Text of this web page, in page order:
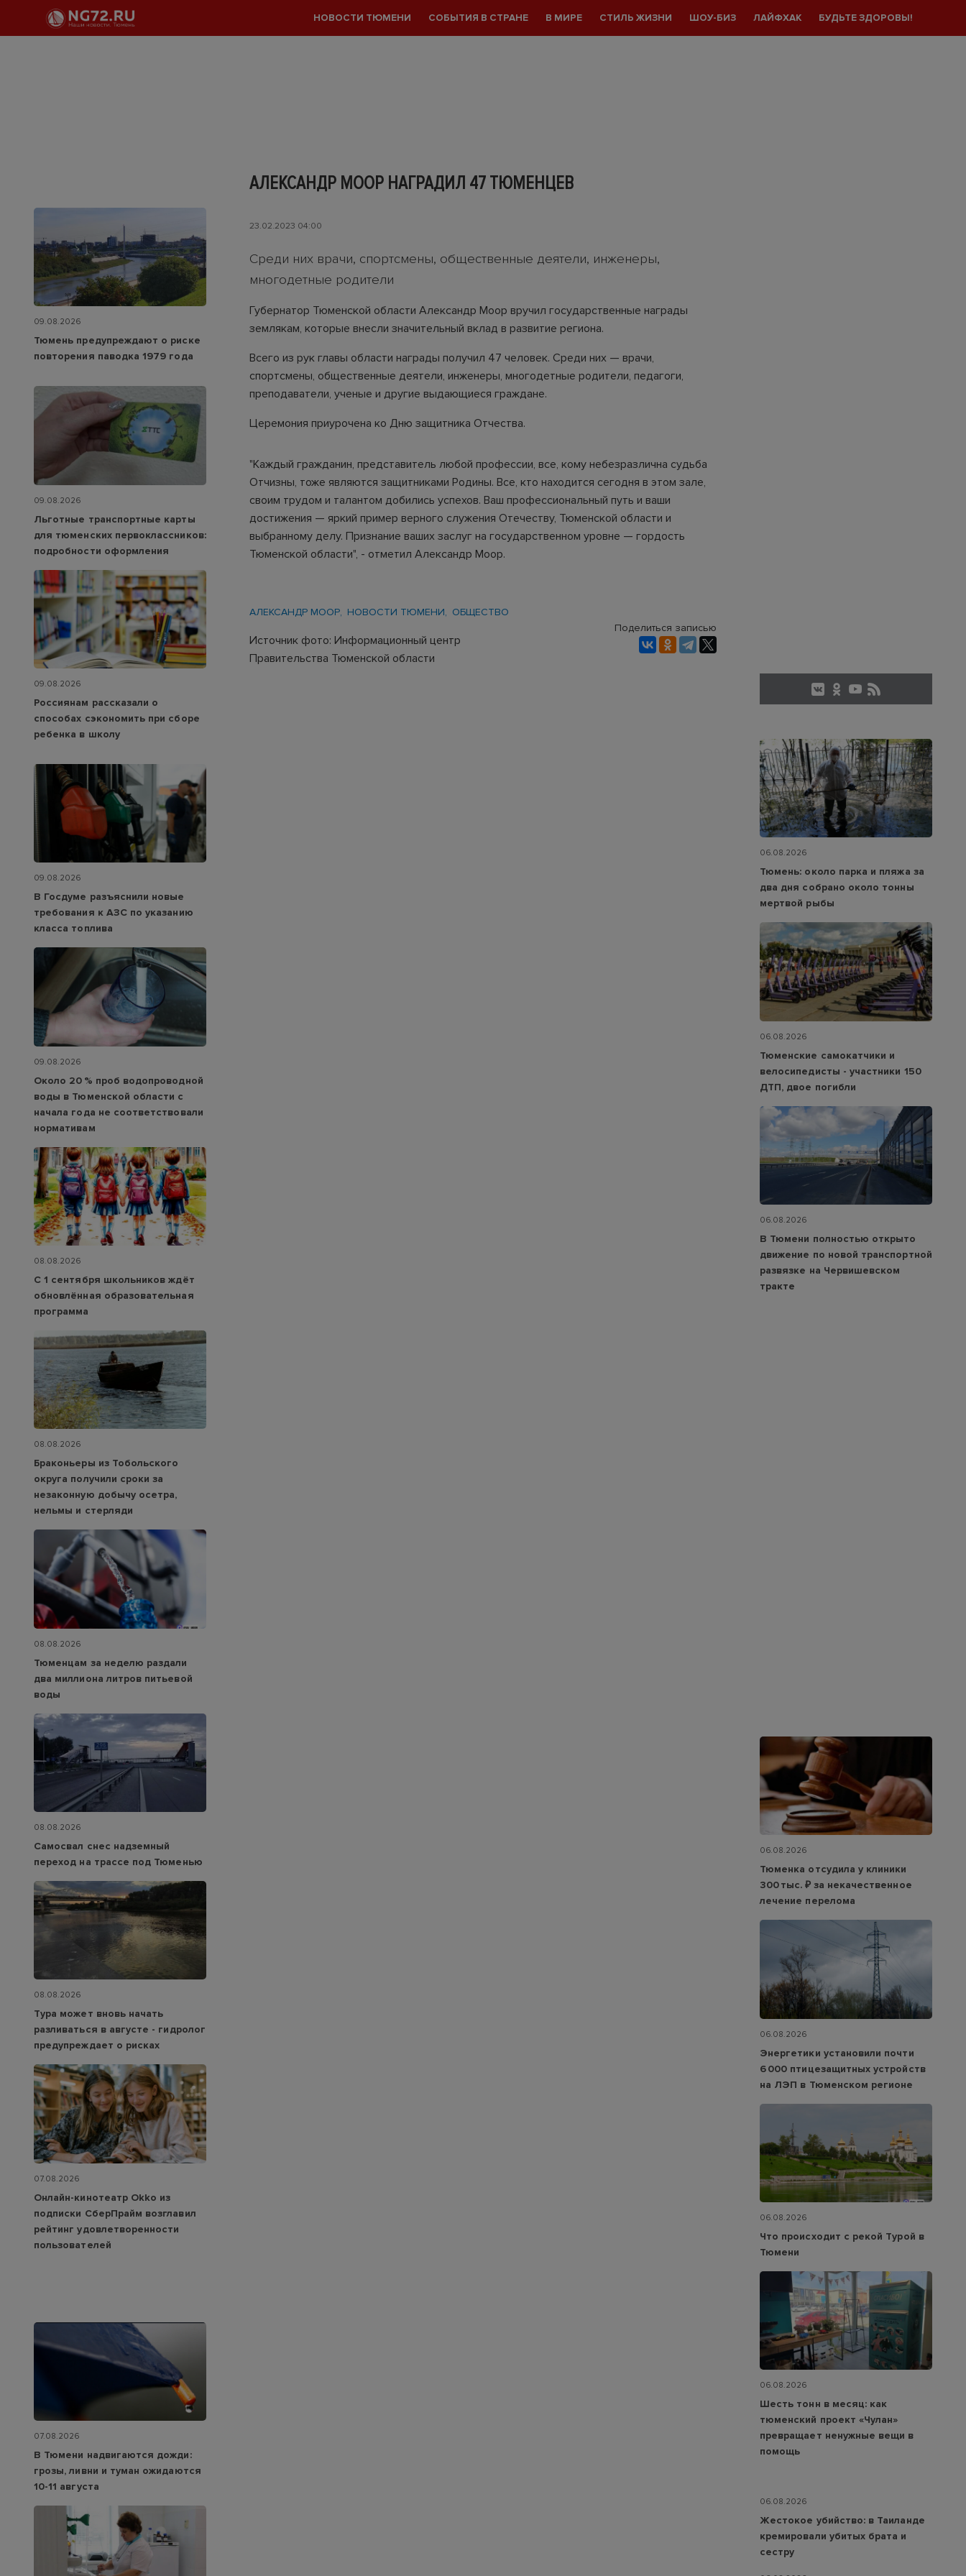
НОВОСТИ ТЮМЕНИ СОБЫТИЯ В СТРАНЕ В МИРЕ СТИЛЬ ЖИЗНИ ШОУ-БИЗ ЛАЙФХАК БУДЬТЕ ЗДОРОВЫ!
АЛЕКСАНДР МООР НАГРАДИЛ 47 ТЮМЕНЦЕВ
23.02.2023 04:00
Среди них врачи, спортсмены, общественные деятели, инженеры,
многодетные родители
Губернатор Тюменской области Александр Моор вручил государственные награды
землякам, которые внесли значительный вклад в развитие региона.
Всего из рук главы области награды получил 47 человек. Среди них — врачи,
спортсмены, общественные деятели, инженеры, многодетные родители, педагоги,
преподаватели, ученые и другие выдающиеся граждане.
Церемония приурочена ко Дню защитника Отчества.
"Каждый гражданин, представитель любой профессии, все, кому небезразлична судьба
Отчизны, тоже являются защитниками Родины. Все, кто находится сегодня в этом зале,
своим трудом и талантом добились успехов. Ваш профессиональный путь и ваши
достижения — яркий пример верного служения Отечеству, Тюменской области и
выбранному делу. Признание ваших заслуг на государственном уровне — гордость
Тюменской области", - отметил Александр Моор.
АЛЕКСАНДР МООР НОВОСТИ ТЮМЕНИ ОБЩЕСТВО
Источник фото: Информационный центр
Правительства Тюменской области
Поделиться записью
09.08.2026
Тюмень предупреждают о риске
повторения паводка 1979 года
09.08.2026
Льготные транспортные карты
для тюменских первоклассников:
подробности оформления
09.08.2026
Россиянам рассказали о
способах сэкономить при сборе
ребенка в школу
09.08.2026
В Госдуме разъяснили новые
требования к АЗС по указанию
класса топлива
09.08.2026
Около 20 % проб водопроводной
воды в Тюменской области с
начала года не соответствовали
нормативам
08.08.2026
С 1 сентября школьников ждёт
обновлённая образовательная
программа
08.08.2026
Браконьеры из Тобольского
округа получили сроки за
незаконную добычу осетра,
нельмы и стерляди
08.08.2026
Тюменцам за неделю раздали
два миллиона литров питьевой
воды
08.08.2026
Самосвал снес надземный
переход на трассе под Тюменью
08.08.2026
Тура может вновь начать
разливаться в августе - гидролог
предупреждает о рисках
07.08.2026
Онлайн-кинотеатр Okko из
подписки СберПрайм возглавил
рейтинг удовлетворенности
пользователей
07.08.2026
В Тюмени надвигаются дожди:
грозы, ливни и туман ожидаются
10-11 августа
06.08.2026
Тюмень: около парка и пляжа за
два дня собрано около тонны
мертвой рыбы
06.08.2026
Тюменские самокатчики и
велосипедисты - участники 150
ДТП, двое погибли
06.08.2026
В Тюмени полностью открыто
движение по новой транспортной
развязке на Червишевском
тракте
06.08.2026
Тюменка отсудила у клиники
300 тыс. ₽ за некачественное
лечение перелома
06.08.2026
Энергетики установили почти
6 000 птицезащитных устройств
на ЛЭП в Тюменском регионе
06.08.2026
Что происходит с рекой Турой в
Тюмени
06.08.2026
Шесть тонн в месяц: как
тюменский проект «Чулан»
превращает ненужные вещи в
помощь
06.08.2026
Жестокое убийство: в Таиланде
кремировали убитых брата и
сестру